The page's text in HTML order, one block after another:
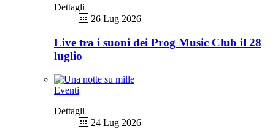
Dettagli
26 Lug 2026
Live tra i suoni dei Prog Music Club il 28
luglio
Eventi
Dettagli
24 Lug 2026